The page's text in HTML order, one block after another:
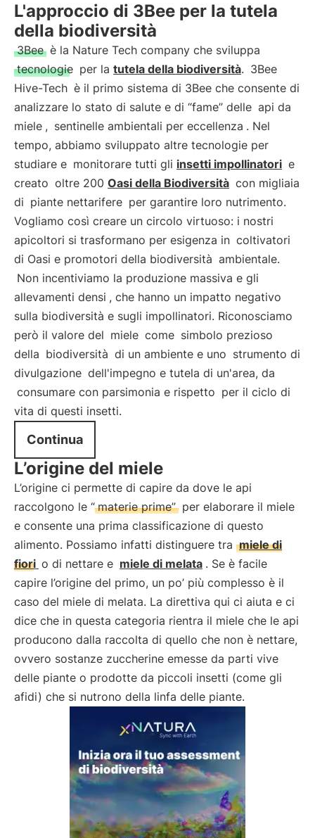
L'approccio di 3Bee per la tutela
della biodiversità
3Bee è la Nature Tech company che sviluppa
tecnologie per la tutela della biodiversità. 3Bee
Hive-Tech è il primo sistema di 3Bee che consente di
analizzare lo stato di salute e di “fame” delle api da
miele , sentinelle ambientali per eccellenza . Nel
tempo, abbiamo sviluppato altre tecnologie per
studiare e monitorare tutti gli insetti impollinatori e
creato oltre 200 Oasi della Biodiversità con migliaia
di piante nettarifere per garantire loro nutrimento.
Vogliamo così creare un circolo virtuoso: i nostri
apicoltori si trasformano per esigenza in coltivatori
di Oasi e promotori della biodiversità ambientale.
Non incentiviamo la produzione massiva e gli
allevamenti densi , che hanno un impatto negativo
sulla biodiversità e sugli impollinatori. Riconosciamo
però il valore del miele come simbolo prezioso
della biodiversità di un ambiente e uno strumento di
divulgazione dell'impegno e tutela di un'area, da
consumare con parsimonia e rispetto per il ciclo di
vita di questi insetti.
Continua
L’origine del miele
L’origine ci permette di capire da dove le api
raccolgono le “ materie prime” per elaborare il miele
e consente una prima classificazione di questo
alimento. Possiamo infatti distinguere tra miele di
fiori o di nettare e miele di melata . Se è facile
capire l’origine del primo, un po’ più complesso è il
caso del miele di melata. La direttiva qui ci aiuta e ci
dice che in questa categoria rientra il miele che le api
producono dalla raccolta di quello che non è nettare,
ovvero sostanze zuccherine emesse da parti vive
delle piante o prodotte da piccoli insetti (come gli
afidi) che si nutrono della linfa delle piante.